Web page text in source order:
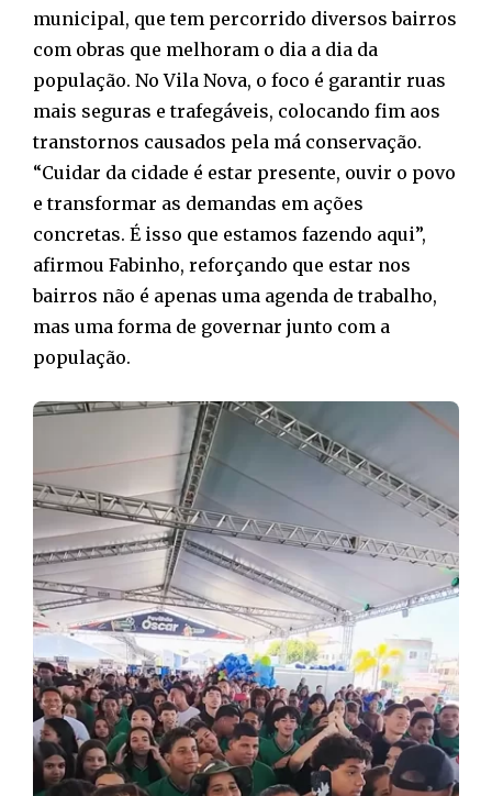
municipal, que tem percorrido diversos bairros
com obras que melhoram o dia a dia da
população. No Vila Nova, o foco é garantir ruas
mais seguras e trafegáveis, colocando fim aos
transtornos causados pela má conservação.
“Cuidar da cidade é estar presente, ouvir o povo
e transformar as demandas em ações
concretas. É isso que estamos fazendo aqui”,
afirmou Fabinho, reforçando que estar nos
bairros não é apenas uma agenda de trabalho,
mas uma forma de governar junto com a
população.